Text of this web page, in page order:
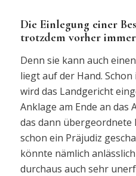
Die Einlegung einer
trotzdem vorher
Denn sie kann auch
liegt auf der Hand.
wird das Landgericht
Anklage am Ende an das
das dann übergeordnete
schon ein Präjudiz
könnte nämlich
durchaus auch sehr